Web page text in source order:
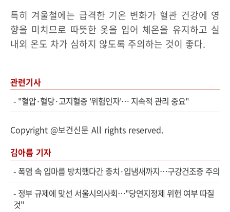
특히 겨울철에는 급격한 기온 변화가 혈관 건강에 영
향을 미치므로 따뜻한 옷을 입어 체온을 유지하고 실
내외 온도 차가 심하지 않도록 주의하는 것이 좋다.
관련기사
- "혈압·혈당·고지혈증 '위험인자'… 지속적 관리 중요"
Copyright @보건신문 All rights reserved.
김아름 기자
- 폭염 속 입마름 방치했다간 충치·입냄새까지…구강건조증 주의
- 정부 규제에 맞선 서울시의사회…"당연지정제 위헌 여부 따질
것"